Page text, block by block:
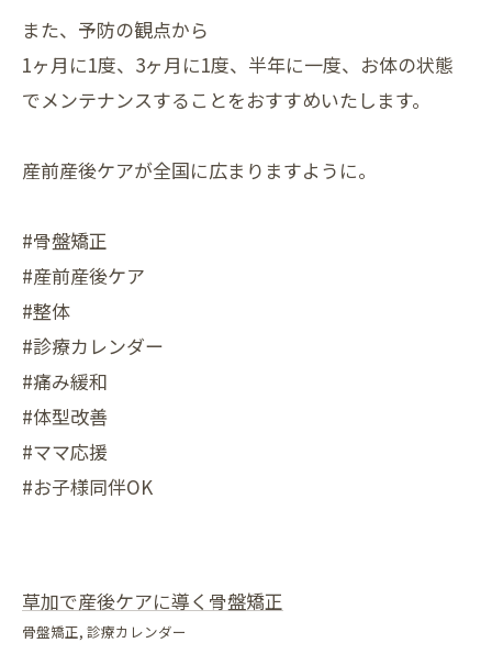
また、予防の観点から
1ヶ月に1度、3ヶ月に1度、半年に一度、お体の状態
でメンテナンスすることをおすすめいたします。
産前産後ケアが全国に広まりますように。
#骨盤矯正
#産前産後ケア
#整体
#診療カレンダー
#痛み緩和
#体型改善
#ママ応援
#お子様同伴OK
草加で産後ケアに導く骨盤矯正
骨盤矯正 診療カレンダー